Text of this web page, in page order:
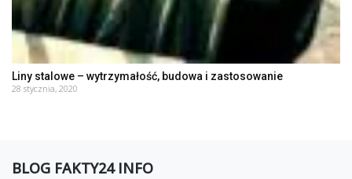
Liny stalowe – wytrzymałość, budowa i zastosowanie
28 stycznia, 2020
BLOG FAKTY24 INFO